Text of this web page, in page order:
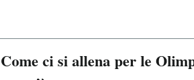
Come ci si allena per le